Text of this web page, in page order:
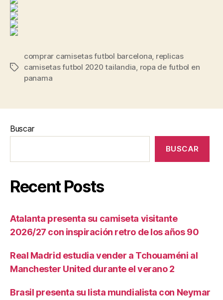
Etiquetas
comprar camisetas futbol barcelona, replicas
camisetas futbol 2020 tailandia, ropa de futbol en
panama
Buscar
BUSCAR
Recent Posts
Atalanta presenta su camiseta visitante
2026/27 con inspiración retro de los años 90
Real Madrid estudia vender a Tchouaméni al
Manchester United durante el verano 2
Brasil presenta su lista mundialista con Neymar